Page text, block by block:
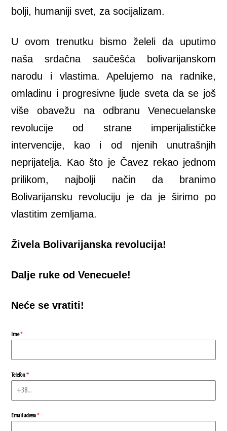
bolji, humaniji svet, za socijalizam.
U ovom trenutku bismo želeli da uputimo
naša srdačna saučešća bolivarijanskom
narodu i vlastima. Apelujemo na radnike,
omladinu i progresivne ljude sveta da se još
više obavežu na odbranu Venecuelanske
revolucije od strane imperijalističke
intervencije, kao i od njenih unutrašnjih
neprijatelja. Kao što je Čavez rekao jednom
prilikom, najbolji način da branimo
Bolivarijansku revoluciju je da je širimo po
vlastitim zemljama.
Živela Bolivarijanska revolucija!
Dalje ruke od Venecuele!
Neće se vratiti!
Ime*
Telefon*
Email adresa*